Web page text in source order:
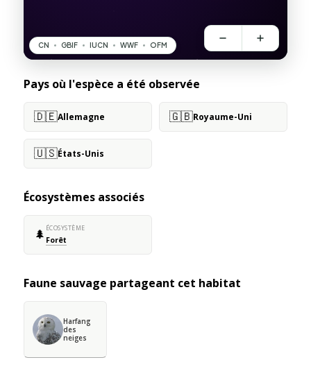
Pays où l'espèce a été observée
🇩🇪Allemagne 🇬🇧Royaume-Uni
🇺🇸États-Unis
Écosystèmes associés
🌲 ÉCOSYSTÈME
Forêt
Faune sauvage partageant cet habitat
Harfang
des
neiges